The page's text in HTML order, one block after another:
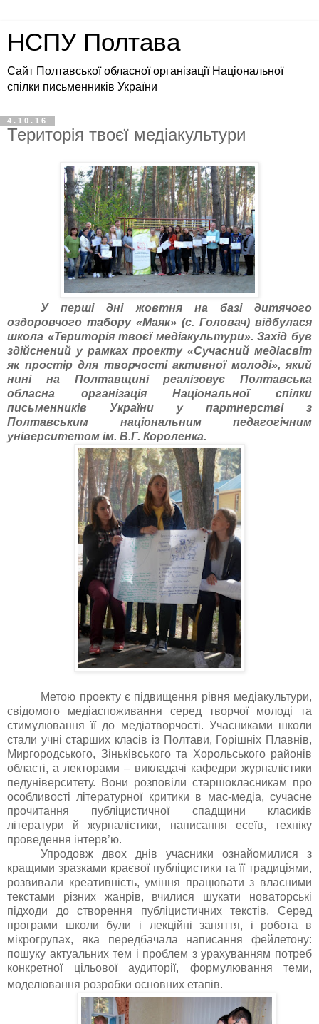
НСПУ Полтава
Сайт Полтавської обласної організації Національної
спілки письменників України
4.10.16
Територія твоєї медіакультури
У перші дні жовтня на базі дитячого
оздоровчого табору «Маяк» (с. Головач) відбулася
школа «Територія твоєї медіакультури». Захід був
здійснений у рамках проекту «Сучасний медіасвіт
як простір для творчості активної молоді», який
нині на Полтавщині реалізовує Полтавська
обласна організація Національної спілки
письменників України у партнерстві з
Полтавським національним педагогічним
університетом ім. В.Г. Короленка.
Метою проекту є підвищення рівня медіакультури,
свідомого медіаспоживання серед творчої молоді та
стимулювання її до медіатворчості. Учасниками школи
стали учні старших класів із Полтави, Горішніх Плавнів,
Миргородського, Зіньківського та Хорольського районів
області, а лекторами – викладачі кафедри журналістики
педуніверситету. Вони розповіли старшокласникам про
особливості літературної критики в мас-медіа, сучасне
прочитання публіцистичної спадщини класиків
літератури й журналістики, написання есеїв, техніку
проведення інтерв’ю.
Упродовж двох днів учасники ознайомилися з
кращими зразками краєвої публіцистики та її традиціями,
розвивали креативність, уміння працювати з власними
текстами різних жанрів, вчилися шукати новаторські
підходи до створення публіцистичних текстів. Серед
програми школи були і лекційні заняття, і робота в
мікрогрупах, яка передбачала написання фейлетону:
пошуку актуальних тем і проблем з урахуванням потреб
конкретної цільової аудиторії, формулювання теми,
моделювання розробки основних етапів.